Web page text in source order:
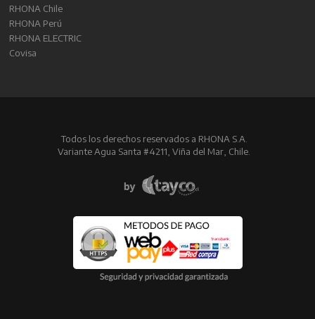
RHONA Chile
RHONA Perú
RHONA ELECTRIC
Covisa
Todos los derechos reservados a RHONA S.A.
Variante Agua Santa #4211, Viña del Mar, Chile.